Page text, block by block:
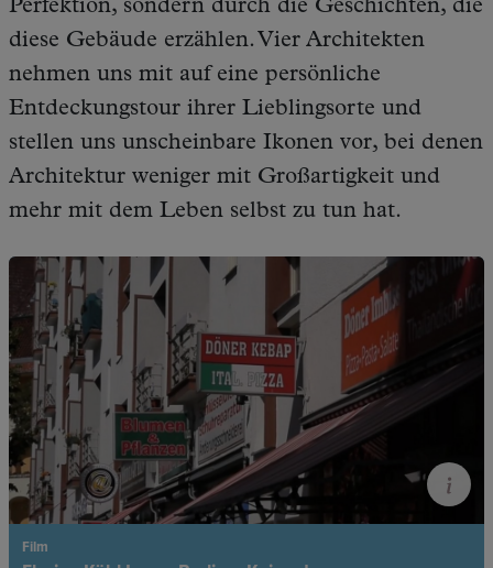
Perfektion, sondern durch die Geschichten, die
diese Gebäude erzählen. Vier Architekten
nehmen uns mit auf eine persönliche
Entdeckungstour ihrer Lieblingsorte und
stellen uns unscheinbare Ikonen vor, bei denen
Architektur weniger mit Großartigkeit und
mehr mit dem Leben selbst zu tun hat.
Film